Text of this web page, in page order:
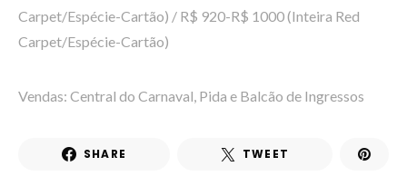
Carpet/Espécie-Cartão) / R$ 920-R$ 1000 (Inteira Red
Carpet/Espécie-Cartão)
Vendas: Central do Carnaval, Pida e Balcão de Ingressos
SHARE TWEET